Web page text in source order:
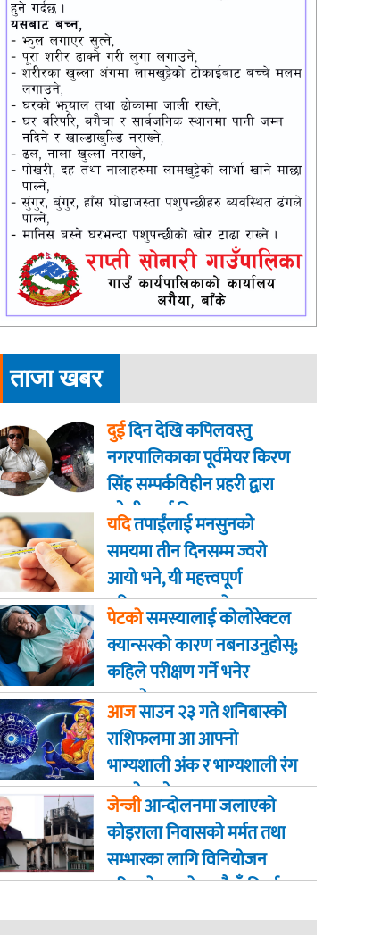
ताजा खबर
दुईदिन देखि कपिलवस्तु
नगरपालिकाका पूर्वमेयर किरण
सिंह सम्पर्कविहीन प्रहरी द्वारा
खाेजी कार्य तिब्रता
यदितपाईंलाई मनसुनको
समयमा तीन दिनसम्म ज्वरो
आयो भने, यी महत्त्वपूर्ण
परीक्षणहरू गराउनुहोस्
पेटकोसमस्यालाई कोलोरेक्टल
क्यान्सरको कारण नबनाउनुहोस्;
कहिले परीक्षण गर्ने भनेर
जान्नुहोस्
आजसाउन २३ गते शनिबारकाे
राशिफलमा आ आफ्नो
भाग्यशाली अंक र भाग्यशाली रंग
कस्तो रहनेछ
जेन्जीआन्दोलनमा जलाएकाे
कोइराला निवासको मर्मत तथा
सम्भारका लागि विनियोजन
गरिएको २ करोड रुपैयाँ फिर्ता